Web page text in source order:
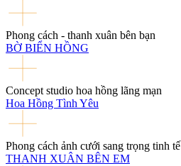
Phong cách - thanh xuân bên bạn
BỜ BIỂN HỒNG
Concept studio hoa hồng lãng mạn
Hoa Hồng Tình Yêu
Phong cách ảnh cưới sang trọng tinh tế
THANH XUÂN BÊN EM